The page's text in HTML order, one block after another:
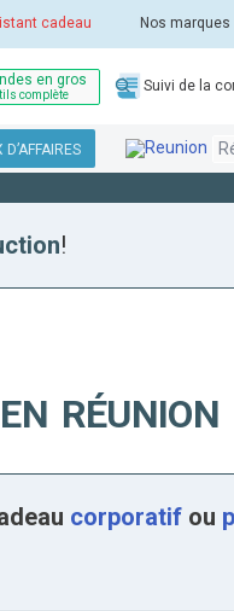
cadeau Nos marques
en gros
complète
Suivi de la
!
RÉUNION
corporatifou